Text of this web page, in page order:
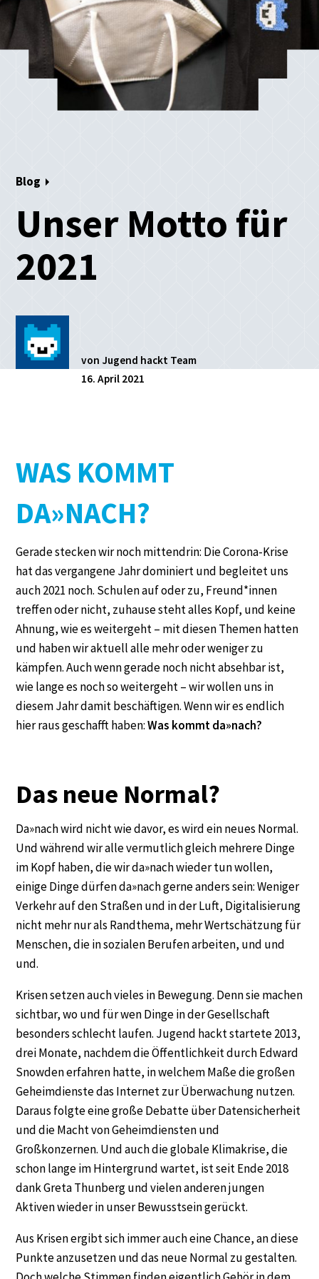
Blog
Unser Motto für
2021
von Jugend hackt Team
16. April 2021
WAS KOMMT
DA»NACH?
Gerade stecken wir noch mittendrin: Die Corona-Krise
hat das vergangene Jahr dominiert und begleitet uns
auch 2021 noch. Schulen auf oder zu, Freund*innen
treffen oder nicht, zuhause steht alles Kopf, und keine
Ahnung, wie es weitergeht – mit diesen Themen hatten
und haben wir aktuell alle mehr oder weniger zu
kämpfen. Auch wenn gerade noch nicht absehbar ist,
wie lange es noch so weitergeht – wir wollen uns in
diesem Jahr damit beschäftigen. Wenn wir es endlich
hier raus geschafft haben:Was kommt da»nach?
Das neue Normal?
Da»nach wird nicht wie davor, es wird ein neues Normal.
Und während wir alle vermutlich gleich mehrere Dinge
im Kopf haben, die wir da»nach wieder tun wollen,
einige Dinge dürfen da»nach gerne anders sein: Weniger
Verkehr auf den Straßen und in der Luft, Digitalisierung
nicht mehr nur als Randthema, mehr Wertschätzung für
Menschen, die in sozialen Berufen arbeiten, und und
und.
Krisen setzen auch vieles in Bewegung. Denn sie machen
sichtbar, wo und für wen Dinge in der Gesellschaft
besonders schlecht laufen. Jugend hackt startete 2013,
drei Monate, nachdem die Öffentlichkeit durch Edward
Snowden erfahren hatte, in welchem Maße die großen
Geheimdienste das Internet zur Überwachung nutzen.
Daraus folgte eine große Debatte über Datensicherheit
und die Macht von Geheimdiensten und
Großkonzernen. Und auch die globale Klimakrise, die
schon lange im Hintergrund wartet, ist seit Ende 2018
dank Greta Thunberg und vielen anderen jungen
Aktiven wieder in unser Bewusstsein gerückt.
Aus Krisen ergibt sich immer auch eine Chance, an diese
Punkte anzusetzen und das neue Normal zu gestalten.